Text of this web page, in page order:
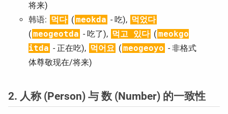
将来)
韩语: 먹다 ( meokda - 吃), 먹었다
( meogeotda - 吃了), 먹고 있다 ( meokgo
itda - 正在吃), 먹어요 ( meogeoyo - 非格式
体尊敬现在/将来)
2. 人称 (Person) 与 数 (Number) 的一致性